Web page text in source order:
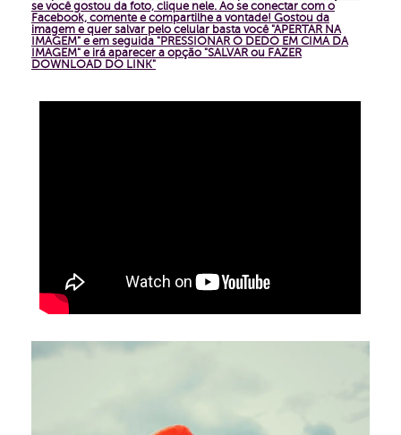
se você gostou da foto, clique nele. Ao se conectar com o
Facebook, comente e compartilhe a vontade! Gostou da
imagem e quer salvar pelo celular basta você "APERTAR NA
IMAGEM" e em seguida "PRESSIONAR O DEDO EM CIMA DA
IMAGEM" e irá aparecer a opção "SALVAR ou FAZER
DOWNLOAD DO LINK"